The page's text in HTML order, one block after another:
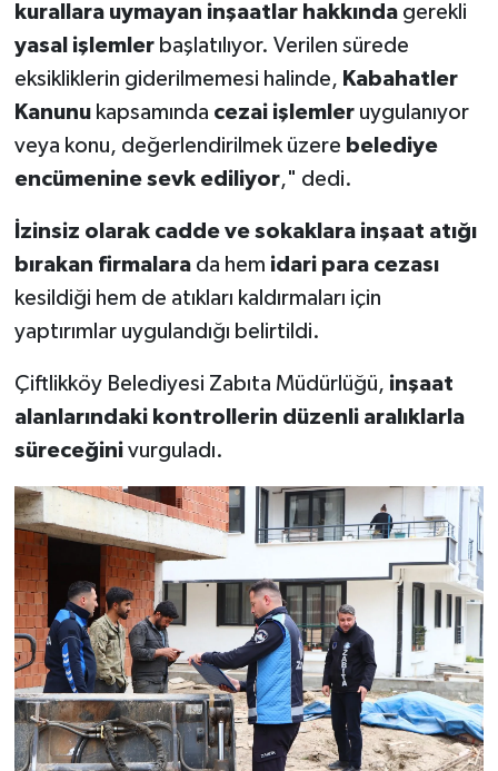
kurallara uymayan inşaatlar hakkındagerekli
yasal işlemlerbaşlatılıyor. Verilen sürede
eksikliklerin giderilmemesi halinde, Kabahatler
Kanunukapsamında cezai işlemleruygulanıyor
veya konu, değerlendirilmek üzere belediye
encümenine sevk ediliyor," dedi.
İzinsiz olarak cadde ve sokaklara inşaat atığı
bırakan firmalarada hem idari para cezası
kesildiği hem de atıkları kaldırmaları için
yaptırımlar uygulandığı belirtildi.
Çiftlikköy Belediyesi Zabıta Müdürlüğü, inşaat
alanlarındaki kontrollerin düzenli aralıklarla
süreceğinivurguladı.